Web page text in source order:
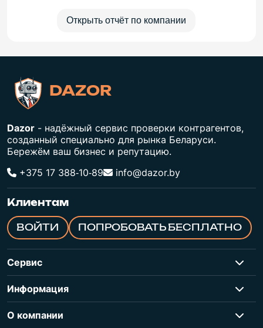
Открыть отчёт по компании
DAZOR
Dazor - надёжный сервис проверки контрагентов,
созданный специально для рынка Беларуси.
Бережём ваш бизнес и репутацию.
+375 17 388‑10‑89
info@dazor.by
Клиентам
ВОЙТИ ПОПРОБОВАТЬ БЕСПЛАТНО
Сервис
Информация
О компании